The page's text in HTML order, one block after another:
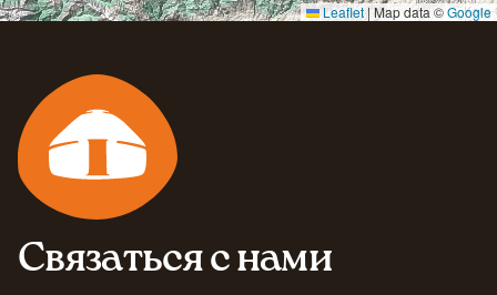
Leaflet |Map data ©Google
Связаться с нами